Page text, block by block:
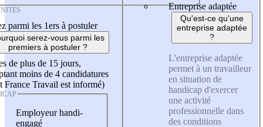
parmi les 1ers à postuler
serez-vous parmi les
premiers à postuler ?
de plus de 15 jours,
moins de 4 candidatures
France Travail est informé)
Employeur handi-
engagé
Entreprise adaptée
Qu'est-ce qu'une
entreprise adaptée
?
L'entreprise adaptée
permet à un travailleur
en situation de
handicap d'exercer
une activité
professionnelle dans
des conditions